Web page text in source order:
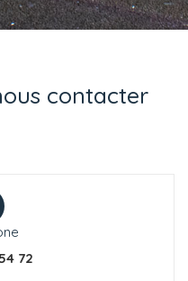
contacter
72